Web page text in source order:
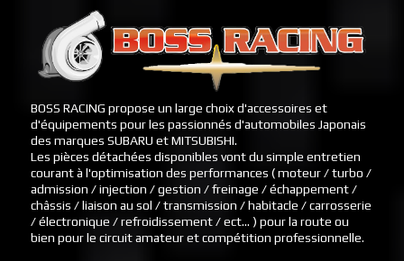
BOSS RACING propose un large choix d'accessoires et
d'équipements pour les passionnés d'automobiles Japonais
des marques SUBARU et MITSUBISHI.
Les pièces détachées disponibles vont du simple entretien
courant à l'optimisation des performances ( moteur / turbo /
admission / injection / gestion / freinage / échappement /
châssis / liaison au sol / transmission / habitacle / carrosserie
/ électronique / refroidissement / ect... ) pour la route ou
bien pour le circuit amateur et compétition professionnelle.